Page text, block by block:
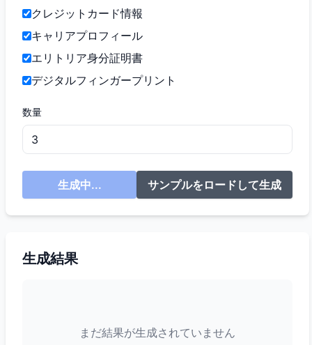
クレジットカード情報
キャリアプロフィール
エリトリア身分証明書
デジタルフィンガープリント
数量
生成中... サンプルをロードして生成
生成結果
まだ結果が生成されていません